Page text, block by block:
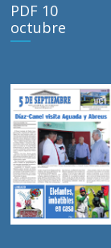
PDF 10
octubre